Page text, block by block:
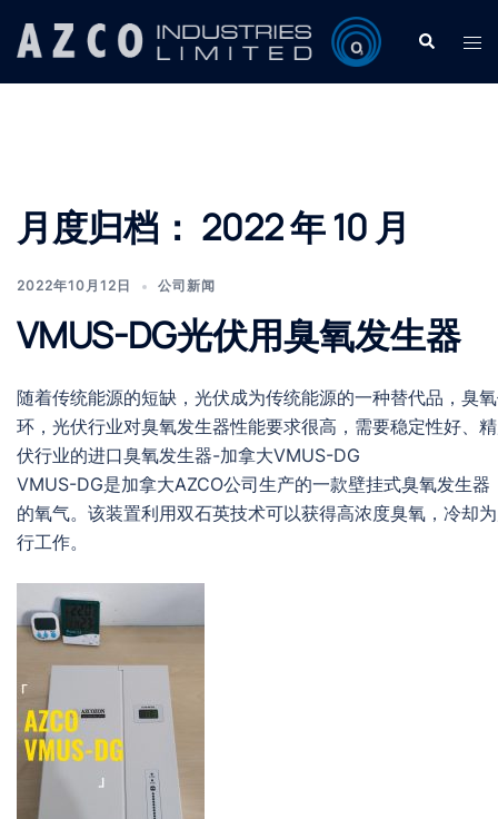
Search
月度归档： 2022 年 10 月
2022年10月12日 公司新闻
VMUS-DG光伏用臭氧发生器
随着传统能源的短缺，光伏成为传统能源的一种替代品，臭
环，光伏行业对臭氧发生器性能要求很高，需要稳定性好、
伏行业的进口臭氧发生器-加拿大VMUS-DG
VMUS-DG是加拿大AZCO公司生产的一款壁挂式臭氧发生
的氧气。该装置利用双石英技术可以获得高浓度臭氧，冷却
行工作。